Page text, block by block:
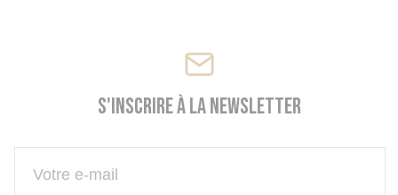
S'inscrire à la newsletter